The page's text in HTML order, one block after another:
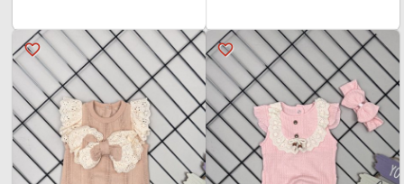
favorite_border
favorite_border